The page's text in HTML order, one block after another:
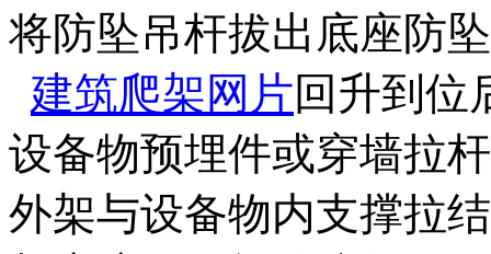
将防坠吊杆拔出底座防
建筑爬架网片回升到位
设备物预埋件或穿墙拉
外架与设备物内支撑拉